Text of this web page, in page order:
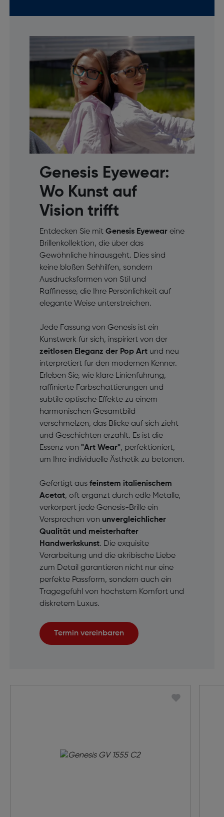
Genesis Eyewear:
Wo Kunst auf
Vision trifft
Entdecken Sie mit Genesis Eyeweareine
Brillenkollektion, die über das
Gewöhnliche hinausgeht. Dies sind
keine bloßen Sehhilfen, sondern
Ausdrucksformen von Stil und
Raffinesse, die Ihre Persönlichkeit auf
elegante Weise unterstreichen.
Jede Fassung von Genesis ist ein
Kunstwerk für sich, inspiriert von der
zeitlosen Eleganz der Pop Artund neu
interpretiert für den modernen Kenner.
Erleben Sie, wie klare Linienführung,
raffinierte Farbschattierungen und
subtile optische Effekte zu einem
harmonischen Gesamtbild
verschmelzen, das Blicke auf sich zieht
und Geschichten erzählt. Es ist die
Essenz von "Art Wear", perfektioniert,
um Ihre individuelle Ästhetik zu betonen.
Gefertigt aus feinstem italienischem
Acetat, oft ergänzt durch edle Metalle,
verkörpert jede Genesis-Brille ein
Versprechen von unvergleichlicher
Qualität und meisterhafter
Handwerkskunst. Die exquisite
Verarbeitung und die akribische Liebe
zum Detail garantieren nicht nur eine
perfekte Passform, sondern auch ein
Tragegefühl von höchstem Komfort und
diskretem Luxus.
Termin vereinbaren